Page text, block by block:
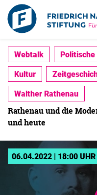
Webtalk
Kultur
Walther Rathenau
Rathenau und die
und heute
06.04.2022 | 18:00 UHR